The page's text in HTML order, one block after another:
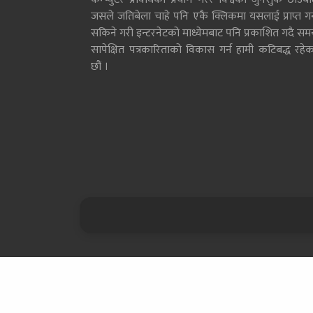
जसले जतिबेला चाहे पनि एकै क्लिकमा यसलाई प्राप्त
सकिने गरी इन्टरनेटको माध्येमबाट पनि प्रकाशित गदै
सापेक्षित पत्रकारिताको विकास गर्न हामी कटिबद्ध
छौं ।